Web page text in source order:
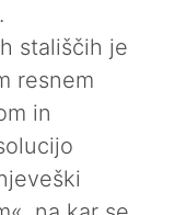
stališčih je
resnem
in